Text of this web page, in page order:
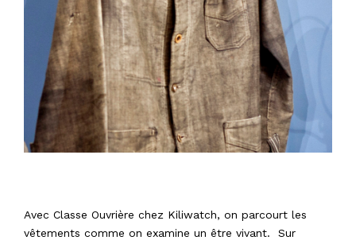
Avec Classe Ouvrière chez Kiliwatch, on parcourt les
vêtements comme on examine un être vivant. Sur